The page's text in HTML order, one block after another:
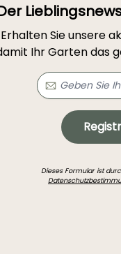
Erhalten Sie unsere
Ihr Garten das
Dieses Formular ist